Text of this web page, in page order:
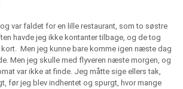
var faldet for en lille restaurant, som to søstre
havde jeg ikke kontanter tilbage, og de tog
Men jeg kunne bare komme igen næste dag
Men jeg skulle med flyveren næste morgen, og
var ikke at finde. Jeg måtte sige ellers tak,
før jeg blev indhentet og spurgt, hvor mange